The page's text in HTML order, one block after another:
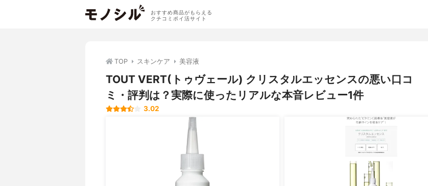
おすすめ商品がもらえる
クチコミポイ活サイト
TOP スキンケア 美容液
TOUT VERT(トゥヴェール) クリスタルエッセンスの悪い口コ
ミ・評判は？実際に使ったリアルな本音レビュー1件
3.02